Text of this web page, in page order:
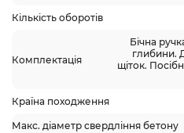
Кількість оборотів
Комплектація
Бічна
глибини.
щіток.
Країна походження
Макс. діаметр свердління бетону